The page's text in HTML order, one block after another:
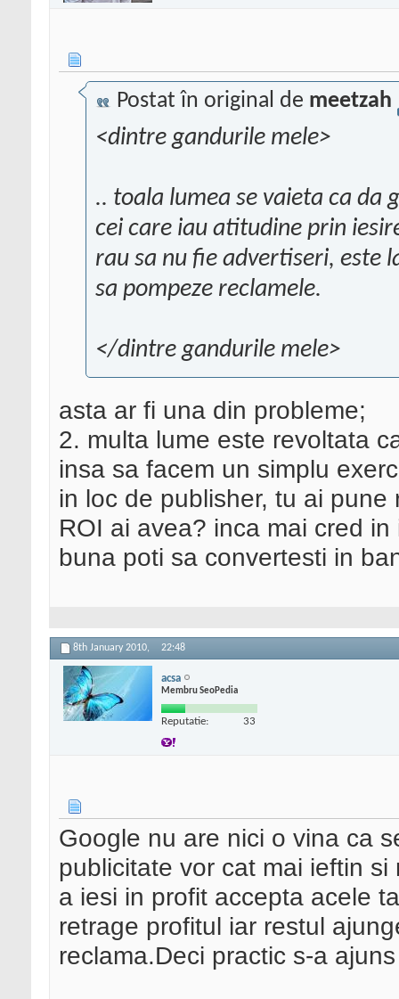
Postat în original de meetzah
<dintre gandurile mele>
.. toala lumea se vaieta ca
cei care iau atitudine prin
rau sa nu fie advertiseri, este
sa pompeze reclamele.
</dintre gandurile mele>
asta ar fi una din probleme;
2. multa lume este revoltata
insa sa facem un simplu
in loc de publisher, tu ai
ROI ai avea? inca mai cred
buna poti sa convertesti in
8th January 2010, 22:48
acsa
Membru SeoPedia
Reputatie: 33
Google nu are nici o vina ca
publicitate vor cat mai ieftin
a iesi in profit accepta acele
retrage profitul iar restul
reclama.Deci practic s-a